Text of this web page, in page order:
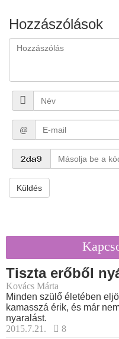
Hozzászólások
@
Küldés
Tiszta erőből
Kovács Márta
Minden szülő életében
kamasszá érik, és már
nyaralást.
2015.7.21.
8